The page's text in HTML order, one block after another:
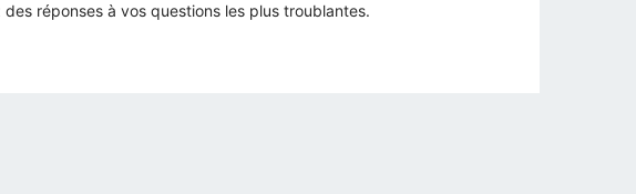
réponses à vos questions les plus troublantes.